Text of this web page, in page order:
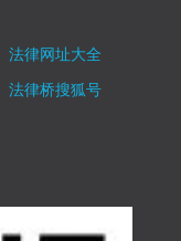
法律网址大全
法律桥搜狐号